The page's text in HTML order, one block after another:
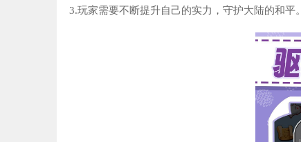
3.玩家需要不断提升自己的实力，守护大陆的和平。